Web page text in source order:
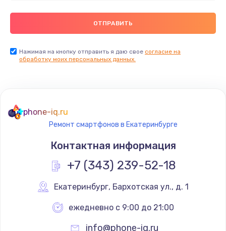
Нажимая на кнопку отправить я даю свое согласие на
обработку моих персональных данных.
phone-iq.ru
Ремонт смартфонов в Екатеринбурге
Контактная информация
+7 (343) 239-52-18
Екатеринбург, Бархотская ул., д. 1
ежедневно с 9:00 до 21:00
info@phone-iq.ru